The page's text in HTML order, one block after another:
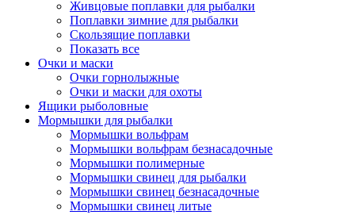
Живцовые поплавки для рыбалки
Поплавки зимние для рыбалки
Скользящие поплавки
Показать все
Очки и маски
Очки горнолыжные
Очки и маски для охоты
Ящики рыболовные
Мормышки для рыбалки
Мормышки вольфрам
Мормышки вольфрам безнасадочные
Мормышки полимерные
Мормышки свинец для рыбалки
Мормышки свинец безнасадочные
Мормышки свинец литые